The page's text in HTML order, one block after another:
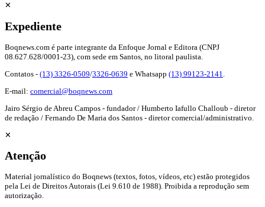
✕
Expediente
Boqnews.com é parte integrante da Enfoque Jornal e Editora (CNPJ
08.627.628/0001-23), com sede em Santos, no litoral paulista.
Contatos - (13) 3326-0509/3326-0639 e Whatsapp (13) 99123-2141
E-mail: comercial@boqnews.com
Jairo Sérgio de Abreu Campos - fundador / Humberto Iafullo Challoub - diretor
de redação / Fernando De Maria dos Santos - diretor comercial/administrativo.
✕
Atenção
Material jornalístico do Boqnews (textos, fotos, vídeos, etc) estão protegidos
pela Lei de Direitos Autorais (Lei 9.610 de 1988). Proibida a reprodução sem
autorização.